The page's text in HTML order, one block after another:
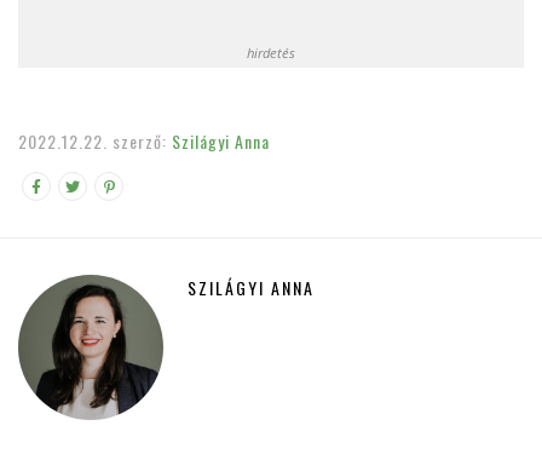
hirdetés
2022.12.22. szerző: Szilágyi Anna
SZILÁGYI ANNA